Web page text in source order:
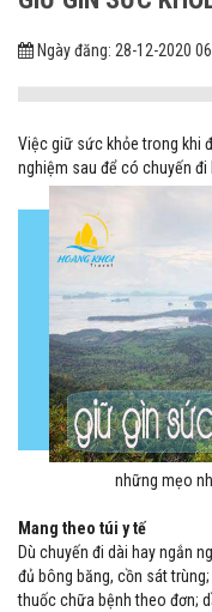
Ngày đăng: 28-12-2020
Việc giữ sức khỏe trong khi
nghiệm sau để có chuyến đi
những mẹo
Mang theo túi y tế
Dù chuyến đi dài hay ngắn
đủ bông băng, cồn sát
thuốc chữa bệnh theo đơn;